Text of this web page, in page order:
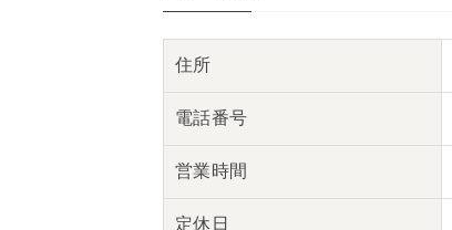
住所
電話番号
営業時間
定休日